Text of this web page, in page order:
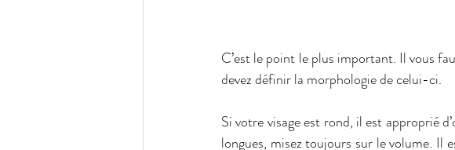
C’est le point le plus important. Il vous
devez définir la morphologie de celui-ci.
Si votre visage est rond, il est approprié
longues, misez toujours sur le volume. Il